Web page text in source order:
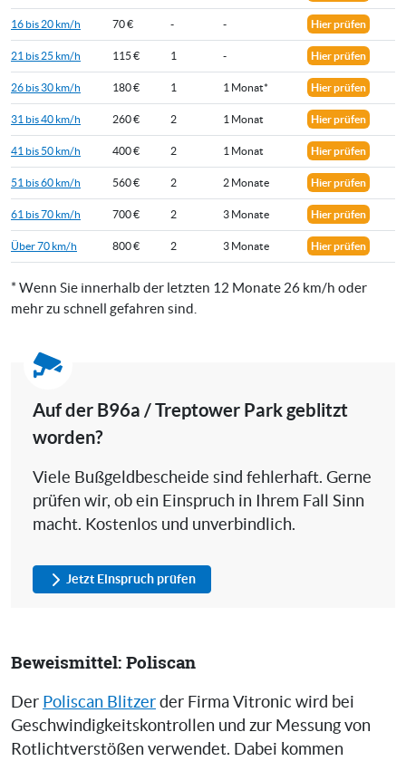
16 bis 20 km/h 70 € - - Hier prüfen
21 bis 25 km/h 115 € 1 - Hier prüfen
26 bis 30 km/h 180 € 1 1 Monat* Hier prüfen
31 bis 40 km/h 260 € 2 1 Monat Hier prüfen
41 bis 50 km/h 400 € 2 1 Monat Hier prüfen
51 bis 60 km/h 560 € 2 2 Monate Hier prüfen
61 bis 70 km/h 700 € 2 3 Monate Hier prüfen
Über 70 km/h 800 € 2 3 Monate Hier prüfen
* Wenn Sie innerhalb der letzten 12 Monate 26 km/h oder
mehr zu schnell gefahren sind.
Auf der B96a / Treptower Park geblitzt
worden?
Viele Bußgeldbescheide sind fehlerhaft. Gerne
prüfen wir, ob ein Einspruch in Ihrem Fall Sinn
macht. Kostenlos und unverbindlich.
Jetzt Einspruch prüfen
Beweismittel: Poliscan
Der Poliscan Blitzer der Firma Vitronic wird bei
Geschwindigkeitskontrollen und zur Messung von
Rotlichtverstößen verwendet. Dabei kommen